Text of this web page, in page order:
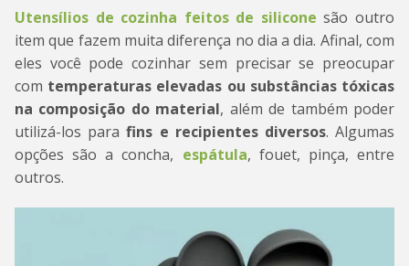
Utensílios de cozinha feitos de silicone são outro
item que fazem muita diferença no dia a dia. Afinal, com
eles você pode cozinhar sem precisar se preocupar
com temperaturas elevadas ou substâncias tóxicas
na composição do material, além de também poder
utilizá-los parafins e recipientes diversos. Algumas
opções são a concha, espátula, fouet, pinça, entre
outros.